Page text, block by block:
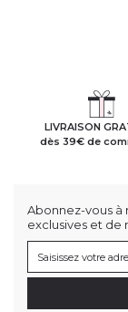
LIVRAISON
dès 39€ de
Abonnez-vous
exclusives et de